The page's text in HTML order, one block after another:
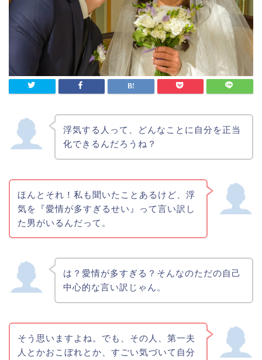
浮気する人って、どんなことに自分を正当
化できるんだろうね？
ほんとそれ！私も聞いたことあるけど、浮
気を『愛情が多すぎるせい』って言い訳し
た男がいるんだって。
は？愛情が多すぎる？そんなのただの自己
中心的な言い訳じゃん。
そう思いますよね。でも、その人、第一夫
人とかおこぼれとか、すごい気づいて自分